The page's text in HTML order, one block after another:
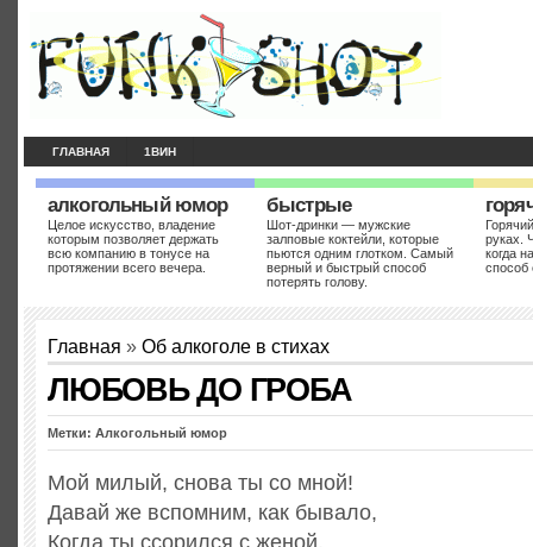
ГЛАВНАЯ 1ВИН
алкогольный юмор
Целое искусство, владение
которым позволяет держать
всю компанию в тонусе на
протяжении всего вечера.
быстрые
Шот-дринки — мужские
залповые коктейли, которые
пьются одним глотком. Самый
верный и быстрый способ
потерять голову.
руках.
когда
способ
Главная » Об алкоголе в стихах
ЛЮБОВЬ ДО ГРОБА
Метки: Алкогольный юмор
Мой милый, снова ты со мной!
Давай же вспомним, как бывало,
Когда ты ссорился с женой,